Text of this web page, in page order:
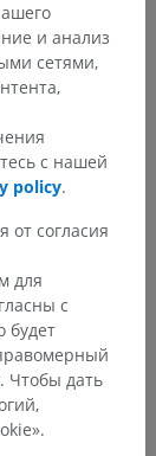
8: Head and
PA 19103-
Research
[accessed
и анализ
сетями,
с нашей
policy.
от согласия
для
с
будет
Чтобы дать